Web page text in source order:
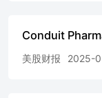
山安全披露
Aurini
Conduit
美股财报 2025-